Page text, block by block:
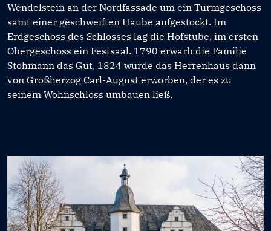
Wendelstein an der Nordfassade um ein Turmgeschoss
samt einer geschweiften Haube aufgestockt. Im
Erdgeschoss des Schlosses lag die Hofstube, im ersten
Obergeschoss ein Festsaal. 1790 erwarb die Familie
Stohmann das Gut, 1824 wurde das Herrenhaus dann
von Großherzog Carl-August erworben, der es zu
seinem Wohnschloss umbauen ließ.